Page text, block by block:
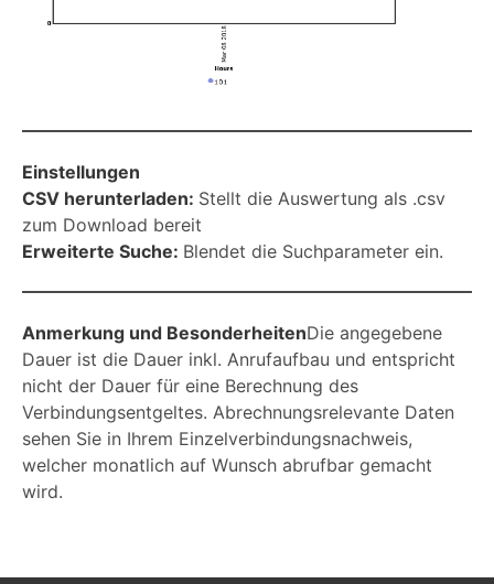
Einstellungen
CSV herunterladen: Stellt die Auswertung als .csv
zum Download bereit
Erweiterte Suche: Blendet die Suchparameter ein.
Anmerkung und BesonderheitenDie angegebene
Dauer ist die Dauer inkl. Anrufaufbau und entspricht
nicht der Dauer für eine Berechnung des
Verbindungsentgeltes. Abrechnungsrelevante Daten
sehen Sie in Ihrem Einzelverbindungsnachweis,
welcher monatlich auf Wunsch abrufbar gemacht
wird.